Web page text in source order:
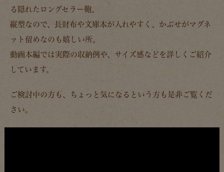
る隠れたロングセラー鞄。
縦型なので、長財布や文庫本が入れやすく、かぶせがマグネ
ット留めなのも嬉しい所。
動画本編では実際の収納例や、サイズ感などを詳しくご紹介
しています。
ご検討中の方も、ちょっと気になるという方も是非ご覧くだ
さい。